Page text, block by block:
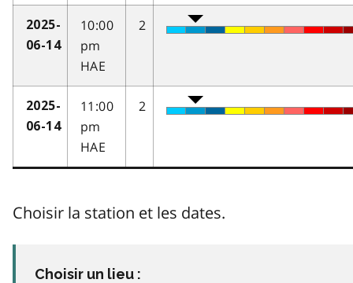
2025-
06-14
10:00
pm
HAE
2
2025-
06-14
11:00
pm
HAE
2
Choisir la station et les dates.
Choisir un lieu :